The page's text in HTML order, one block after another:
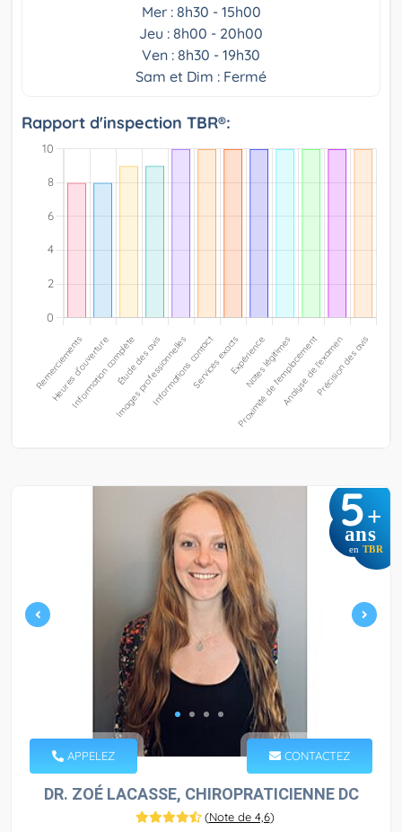
Mer : 8h30 - 15h00
Jeu : 8h00 - 20h00
Ven : 8h30 - 19h30
Sam et Dim : Fermé
Rapport d'inspection TBR®:
5+
ans
en TBR
APPELEZ CONTACTEZ
DR. ZOÉ LACASSE, CHIROPRATICIENNE DC
(Note de 4,6)